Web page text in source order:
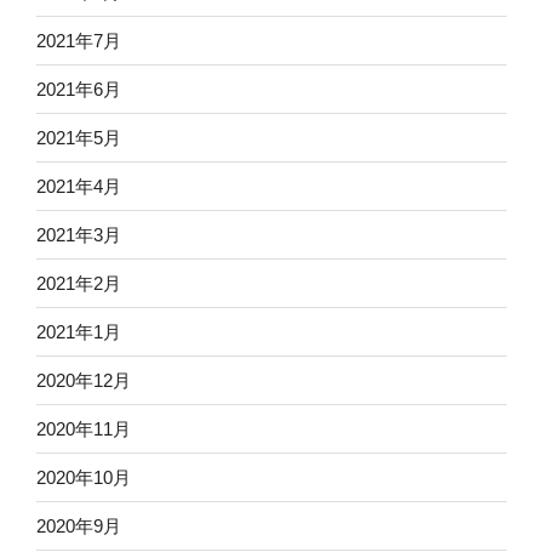
2021年7月
2021年6月
2021年5月
2021年4月
2021年3月
2021年2月
2021年1月
2020年12月
2020年11月
2020年10月
2020年9月